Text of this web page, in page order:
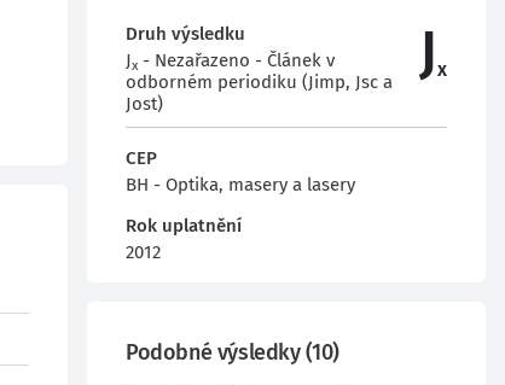
Druh výsledku
Jx - Nezařazeno - Článek v
odborném periodiku (Jimp, Jsc a
Jost)
Jx
CEP
BH - Optika, masery a lasery
Rok uplatnění
2012
Podobné výsledky(10)